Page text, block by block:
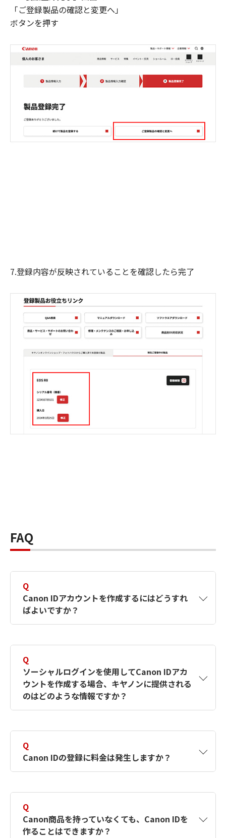
「ご登録製品の確認と変更へ」
ボタンを押す
7.登録内容が反映されていることを確認したら完了
FAQ
Q
Canon IDアカウントを作成するにはどうすれ
ばよいですか？
す。詳しい作成方法は【カメラ】Canon IDとは
何ですか？Canon IDの作成方法は？をご確認く
ださい。
Q
ソーシャルログインを使用してCanon IDアカ
ウントを作成する場合、キヤノンに提供される
のはどのような情報ですか？
択したサービスから取得します。アカウントを
簡単に作成できるように、この情報を使用して
Canon IDの登録フォームを入力します。
Q
Canon IDの登録に料金は発生しますか？
Q
Canon商品を持っていなくても、Canon IDを
作ることはできますか？